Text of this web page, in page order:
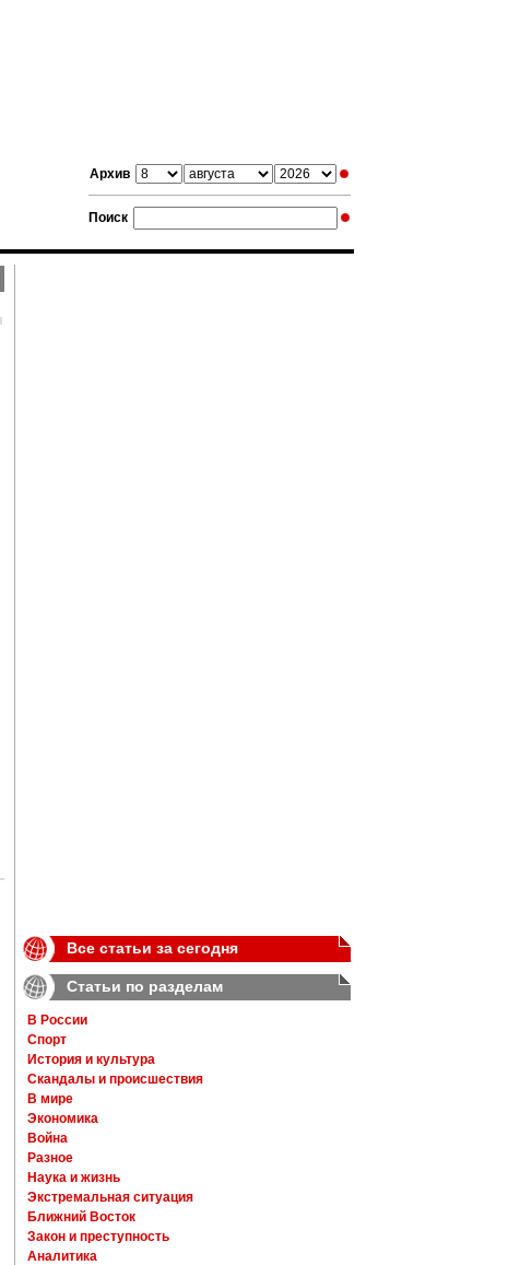
Архив
Поиск
Все статьи за сегодня
Статьи по разделам
В России
Спорт
История и культура
Скандалы и происшествия
В мире
Экономика
Война
Разное
Наука и жизнь
Экстремальная ситуация
Ближний Восток
Закон и преступность
Аналитика